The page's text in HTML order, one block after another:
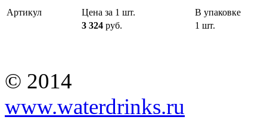
Артикул Цена за 1 шт.
В упаковке
3 324 руб. 1 шт.
© 2014
www.waterdrinks.ru